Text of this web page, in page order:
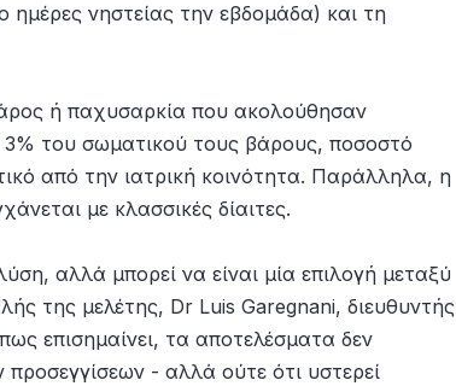
νηστείας την εβδομάδα) και τη
ή παχυσαρκία που ακολούθησαν
3% του σωματικού τους βάρους, ποσοστό
από την ιατρική κοινότητα. Παράλληλα, η
με κλασσικές δίαιτες.
αλλά μπορεί να είναι μία επιλογή μεταξύ
της μελέτης, Dr Luis Garegnani, διευθυντής
επισημαίνει, τα αποτελέσματα δεν
- αλλά ούτε ότι υστερεί